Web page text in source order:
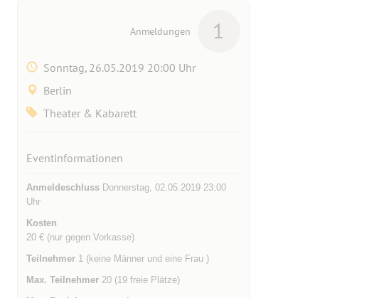
Anmeldungen 1
Sonntag, 26.05.2019 20:00 Uhr
Berlin
Theater & Kabarett
Eventinformationen
AnmeldeschlussDonnerstag, 02.05.2019 23:00
Uhr
Kosten
20 € (nur gegen Vorkasse)
Teilnehmer1 (keine Männer und eine Frau )
Max. Teilnehmer20 (19 freie Plätze)